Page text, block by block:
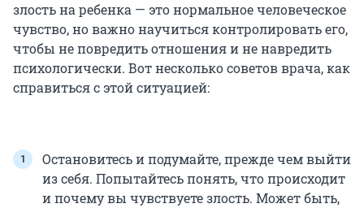
злость на ребенка — это нормальное человеческое
чувство, но важно научиться контролировать его,
чтобы не повредить отношения и не навредить
психологически. Вот несколько советов врача, как
справиться с этой ситуацией:
Остановитесь и подумайте, прежде чем выйти
из себя. Попытайтесь понять, что происходит
и почему вы чувствуете злость. Может быть,